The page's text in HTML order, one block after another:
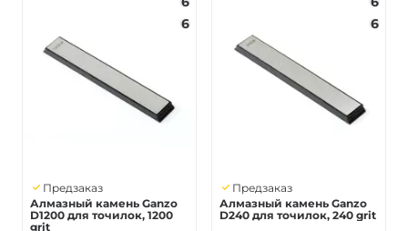
6
Предзаказ
Алмазный камень Ganzo
D1200 для точилок, 1200
grit
6
Предзаказ
Алмазный камень Ganzo
D240 для точилок, 240 grit